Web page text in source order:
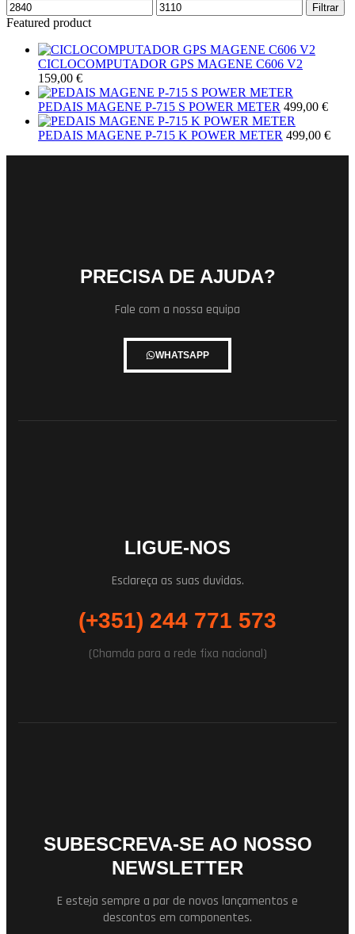
Filtrar
Featured product
CICLOCOMPUTADOR GPS MAGENE C606 V2
159,00 €
PEDAIS MAGENE P-715 S POWER METER 499,00 €
PEDAIS MAGENE P-715 K POWER METER 499,00 €
PRECISA DE AJUDA?
Fale com a nossa equipa
WHATSAPP
LIGUE-NOS
Esclareça as suas duvidas.
(+351) 244 771 573
(Chamda para a rede fixa nacional)
SUBESCREVA-SE AO NOSSO
NEWSLETTER
E esteja sempre a par de novos lançamentos e
descontos em componentes.